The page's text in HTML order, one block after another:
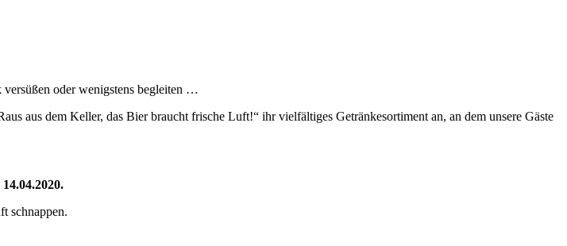
oder wenig­stens begleiten …
aus dem Keller, das Bier braucht frische Luft!“ ihr vielfältiges Getränke­sor­ti­ment an, an dem unsere Gäste
14.04.2020.
schnappen.